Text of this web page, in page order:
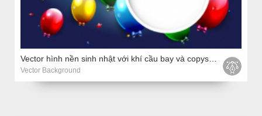
Vector Background